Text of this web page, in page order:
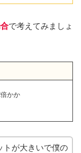
で考えてみましょ
かか
トが大きいで僕の